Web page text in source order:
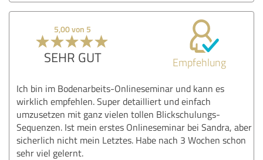
5,00 von 5
SEHR GUT Empfehlung
Ich bin im Bodenarbeits-Onlineseminar und kann es
wirklich empfehlen. Super detailliert und einfach
umzusetzen mit ganz vielen tollen Blickschulungs-
Sequenzen. Ist mein erstes Onlineseminar bei Sandra, aber
sicherlich nicht mein Letztes. Habe nach 3 Wochen schon
sehr viel gelernt.